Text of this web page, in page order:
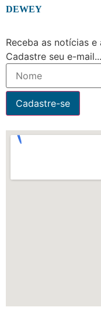
DEWEY
Receba as notícias
Cadastre seu e-mail...